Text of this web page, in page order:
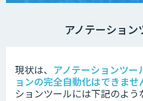
アノテーショ
現状は、 アノテーションツー
ョンの完全自動化はできませ
ションツールには下記のよう